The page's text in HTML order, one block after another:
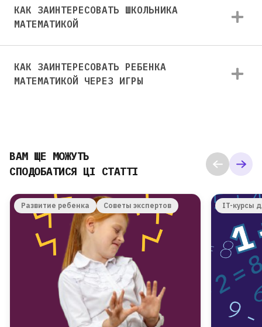
КАК ЗАИНТЕРЕСОВАТЬ ШКОЛЬНИКА
МАТЕМАТИКОЙ
КАК ЗАИНТЕРЕСОВАТЬ РЕБЕНКА
МАТЕМАТИКОЙ ЧЕРЕЗ ИГРЫ
ВАМ ЩЕ МОЖУТЬ
СПОДОБАТИСЯ ЦІ СТАТТІ
Развитие ребенка Советы экспертов IT-курсы